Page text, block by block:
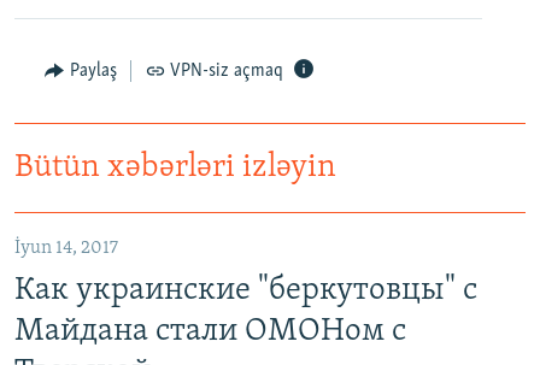
Paylaş VPN-siz açmaq
Bütün xəbərləri izləyin
İyun 14, 2017
Как украинские "беркутовцы" с
Майдана стали ОМОНом с